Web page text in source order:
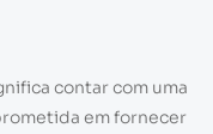
contar com uma
em fornecer